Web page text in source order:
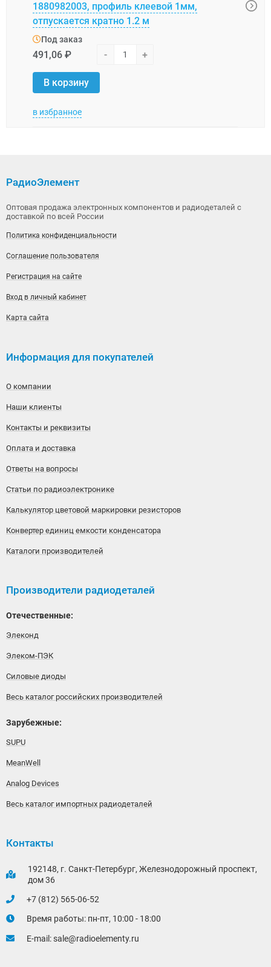
1880982003, профиль клеевой 1мм,
отпускается кратно 1.2 м
Под заказ
491,06 ₽ - +
В корзину
в избранное
РадиоЭлемент
Оптовая продажа электронных компонентов и радиодеталей с
доставкой по всей России
Политика конфиденциальности
Соглашение пользователя
Регистрация на сайте
Вход в личный кабинет
Карта сайта
Информация для покупателей
О компании
Наши клиенты
Контакты и реквизиты
Оплата и доставка
Ответы на вопросы
Статьи по радиоэлектронике
Калькулятор цветовой маркировки резисторов
Конвертер единиц емкости конденсатора
Каталоги производителей
Производители радиодеталей
Отечественные:
Элеконд
Элеком-ПЭК
Силовые диоды
Весь каталог российских производителей
Зарубежные:
SUPU
MeanWell
Analog Devices
Весь каталог импортных радиодеталей
Контакты
192148, г. Санкт-Петербург, Железнодорожный проспект,
дом 36
+7 (812) 565-06-52
Время работы: пн-пт, 10:00 - 18:00
E-mail:sale@radioelementy.ru